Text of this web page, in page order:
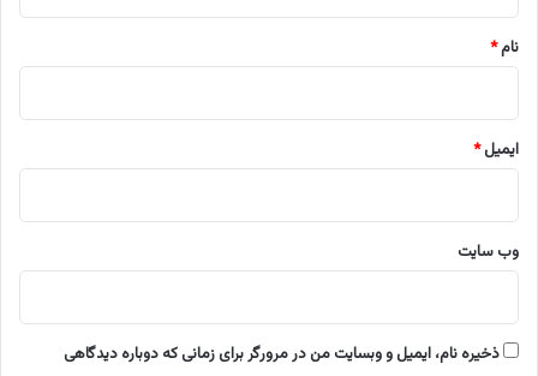
نام*
ایمیل*
وب‌ سایت
ذخیره نام، ایمیل و وبسایت من در مرورگر برای زمانی که دوباره دیدگاهی